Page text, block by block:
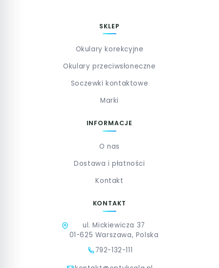
SKLEP
Okulary korekcyjne
Okulary przeciwsłoneczne
Soczewki kontaktowe
Marki
INFORMACJE
O nas
Dostawa i płatności
Kontakt
KONTAKT
ul. Mickiewicza 37
01-625 Warszawa, Polska
792-132-111